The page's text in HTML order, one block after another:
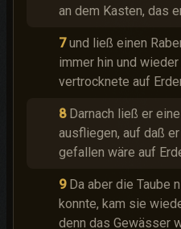
an dem Kasten, das
7 und ließ einen
immer hin und
vertrocknete auf
8 Darnach ließ er
ausfliegen, auf daß
gefallen wäre auf
9 Da aber die Taube
konnte, kam sie
denn das Gewässer